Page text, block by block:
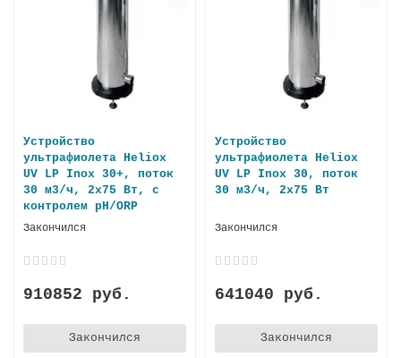
Устройство
ультрафиолета Heliox
UV LP Inox 30+, поток
30 м3/ч, 2х75 Вт, с
контролем pH/ORP
Закончился
910852 руб.
Закончился
Устройство
ультрафиолета Heliox
UV LP Inox 30, поток
30 м3/ч, 2х75 Вт
Закончился
641040 руб.
Закончился